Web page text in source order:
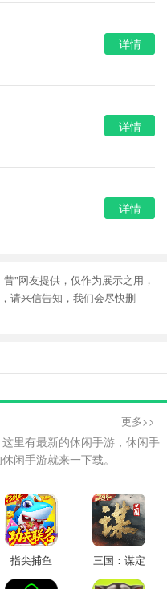
详情
详情
详情
"网友提供，仅作为展示之用，
请来信告知，我们会尽快删
更多>>
里有最新的休闲手游，休闲手
闲手游就来一下载。
指尖捕鱼
三国：谋定
天下